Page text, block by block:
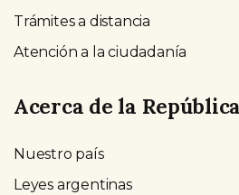
Trámites a distancia
Atención a la ciudadanía
Acerca de la
Nuestro país
Leyes argentinas